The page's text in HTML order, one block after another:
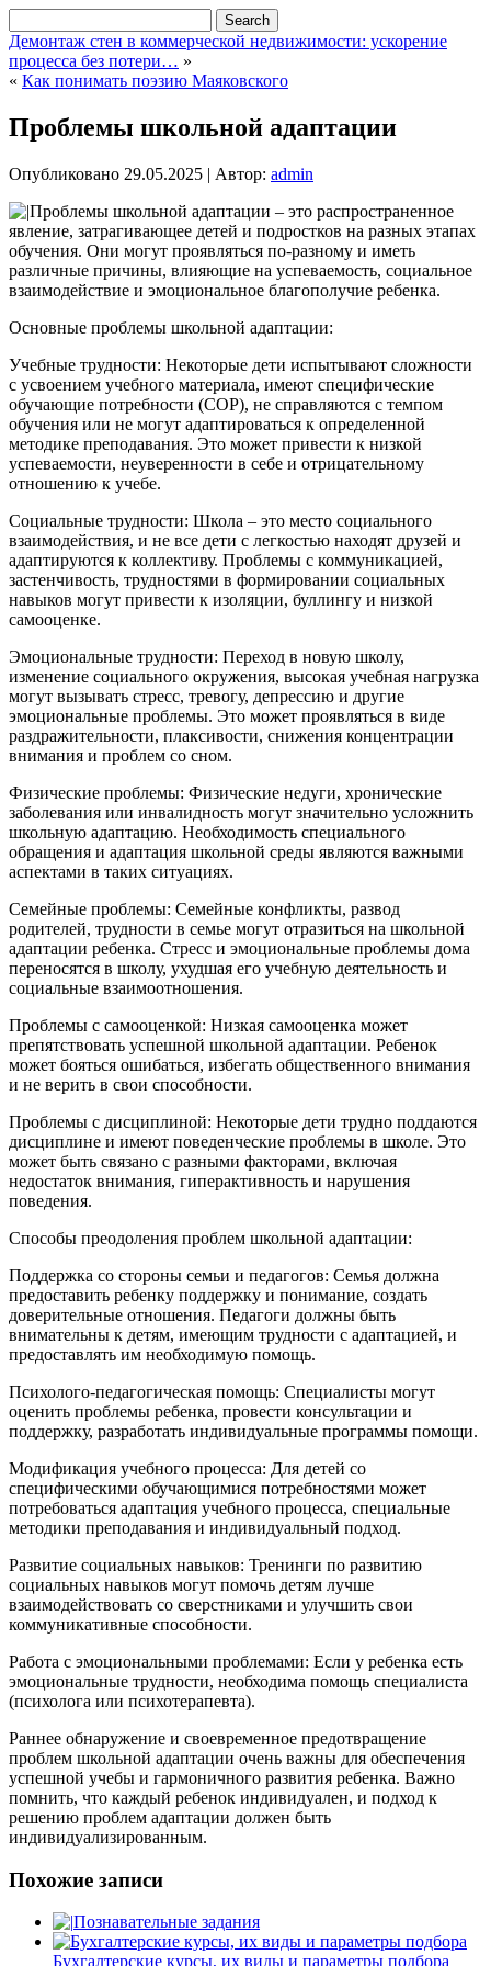
Демонтаж стен в коммерческой недвижимости: ускорение
процесса без потери… »
« Как понимать поэзию Маяковского
Проблемы школьной адаптации
Опубликовано 29.05.2025 | Автор: admin
Проблемы школьной адаптации – это распространенное
явление, затрагивающее детей и подростков на разных этапах
обучения. Они могут проявляться по-разному и иметь
различные причины, влияющие на успеваемость, социальное
взаимодействие и эмоциональное благополучие ребенка.
Основные проблемы школьной адаптации:
Учебные трудности: Некоторые дети испытывают сложности
с усвоением учебного материала, имеют специфические
обучающие потребности (СОР), не справляются с темпом
обучения или не могут адаптироваться к определенной
методике преподавания. Это может привести к низкой
успеваемости, неуверенности в себе и отрицательному
отношению к учебе.
Социальные трудности: Школа – это место социального
взаимодействия, и не все дети с легкостью находят друзей и
адаптируются к коллективу. Проблемы с коммуникацией,
застенчивость, трудностями в формировании социальных
навыков могут привести к изоляции, буллингу и низкой
самооценке.
Эмоциональные трудности: Переход в новую школу,
изменение социального окружения, высокая учебная нагрузка
могут вызывать стресс, тревогу, депрессию и другие
эмоциональные проблемы. Это может проявляться в виде
раздражительности, плаксивости, снижения концентрации
внимания и проблем со сном.
Физические проблемы: Физические недуги, хронические
заболевания или инвалидность могут значительно усложнить
школьную адаптацию. Необходимость специального
обращения и адаптация школьной среды являются важными
аспектами в таких ситуациях.
Семейные проблемы: Семейные конфликты, развод
родителей, трудности в семье могут отразиться на школьной
адаптации ребенка. Стресс и эмоциональные проблемы дома
переносятся в школу, ухудшая его учебную деятельность и
социальные взаимоотношения.
Проблемы с самооценкой: Низкая самооценка может
препятствовать успешной школьной адаптации. Ребенок
может бояться ошибаться, избегать общественного внимания
и не верить в свои способности.
Проблемы с дисциплиной: Некоторые дети трудно поддаются
дисциплине и имеют поведенческие проблемы в школе. Это
может быть связано с разными факторами, включая
недостаток внимания, гиперактивность и нарушения
поведения.
Способы преодоления проблем школьной адаптации:
Поддержка со стороны семьи и педагогов: Семья должна
предоставить ребенку поддержку и понимание, создать
доверительные отношения. Педагоги должны быть
внимательны к детям, имеющим трудности с адаптацией, и
предоставлять им необходимую помощь.
Психолого-педагогическая помощь: Специалисты могут
оценить проблемы ребенка, провести консультации и
поддержку, разработать индивидуальные программы помощи.
Модификация учебного процесса: Для детей со
специфическими обучающимися потребностями может
потребоваться адаптация учебного процесса, специальные
методики преподавания и индивидуальный подход.
Развитие социальных навыков: Тренинги по развитию
социальных навыков могут помочь детям лучше
взаимодействовать со сверстниками и улучшить свои
коммуникативные способности.
Работа с эмоциональными проблемами: Если у ребенка есть
эмоциональные трудности, необходима помощь специалиста
(психолога или психотерапевта).
Раннее обнаружение и своевременное предотвращение
проблем школьной адаптации очень важны для обеспечения
успешной учебы и гармоничного развития ребенка. Важно
помнить, что каждый ребенок индивидуален, и подход к
решению проблем адаптации должен быть
индивидуализированным.
Похожие записи
Познавательные задания
Бухгалтерские курсы, их виды и параметры подбора